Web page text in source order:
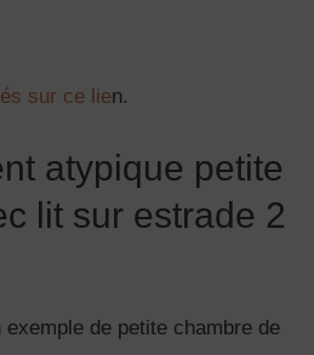
sur ce lien.
atypique petite
lit sur estrade 2
de petite chambre de